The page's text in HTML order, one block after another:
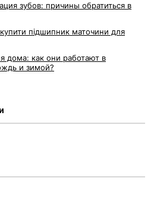
зубов: причины обратиться в
підшипник маточини для
дома: как они работают в
и зимой?